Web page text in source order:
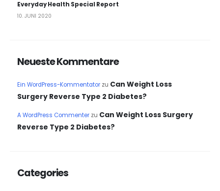
Everyday Health Special Report
10. JUNI 2020
Neueste Kommentare
Ein WordPress-Kommentatorzu Can Weight Loss
Surgery Reverse Type 2 Diabetes?
A WordPress Commenterzu Can Weight Loss Surgery
Reverse Type 2 Diabetes?
Categories